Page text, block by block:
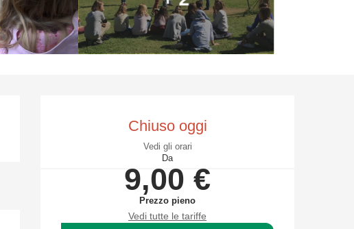
Orari e contatti
Chiuso oggi
Vedi gli orari
Da
9,00 €
Prezzo pieno
Vedi tutte le tariffe